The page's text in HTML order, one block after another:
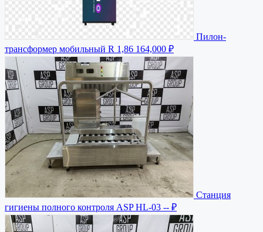
Пилон-
трансформер мобильный R 1,86 164,000 ₽
Станция
гигиены полного контроля ASP HL-03 -- ₽